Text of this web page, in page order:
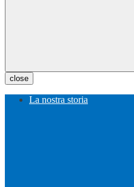
close
La nostra storia